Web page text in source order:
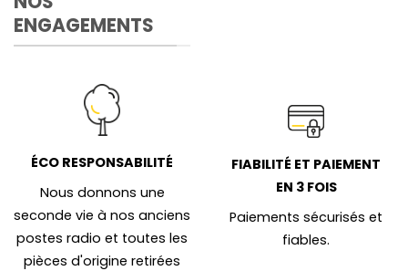
ENGAGEMENTS
ÉCO RESPONSABILITÉ
Nous donnons une
seconde vie à nos anciens
postes radio et toutes les
pièces d'origine retirées
FIABILITÉ ET PAIEMENT
EN 3 FOIS
Paiements sécurisés et
fiables.